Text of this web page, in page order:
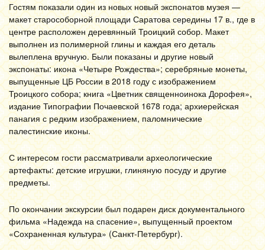
Гостям показали один из новых новый экспонатов музея —
макет старособорной площади Саратова середины 17 в., где в
центре расположен деревянный Троицкий собор. Макет
выполнен из полимерной глины и каждая его деталь
вылеплена вручную. Были показаны и другие новый
экспонаты: икона «Четыре Рождества»; серебряные монеты,
выпущенные ЦБ России в 2018 году с изображением
Троицкого собора; книга «Цветник священноинока Дорофея»,
издание Типографии Почаевской 1678 года; архиерейская
панагия с редким изображением, паломнические
палестинские иконы.
С интересом гости рассматривали археологические
артефакты: детские игрушки, глиняную посуду и другие
предметы.
По окончании экскурсии был подарен диск документального
фильма «Надежда на спасение», выпущенный проектом
«Сохраненная культура» (Санкт-Петербург).